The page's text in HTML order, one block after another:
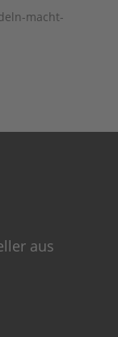
macht-
aus